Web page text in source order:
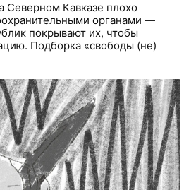
Северном Кавказе плохо
органами —
покрывают их, чтобы
Подборка «свободы (не)